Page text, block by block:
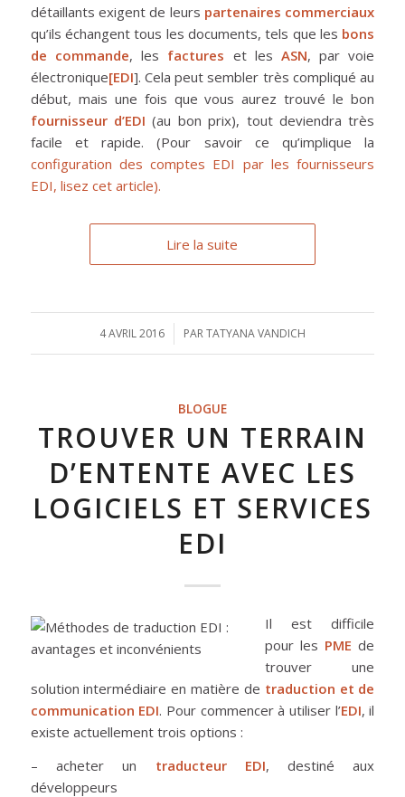
détaillants exigent de leurs partenaires commerciaux
qu’ils échangent tous les documents, tels que les bons
de commande, les factures et les ASN, par voie
électronique[EDI]. Cela peut sembler très compliqué au
début, mais une fois que vous aurez trouvé le bon
fournisseur d’EDI (au bon prix), tout deviendra très
facile et rapide. (Pour savoir ce qu’implique la
configuration des comptes EDI par les fournisseurs
EDI, lisez cet article).
Lire la suite
4 AVRIL 2016
/ PARTATYANA VANDICH
BLOGUE
TROUVER UN TERRAIN
D’ENTENTE AVEC LES
LOGICIELS ET SERVICES
EDI
Il est difficile
pour les PME de
trouver une
solution intermédiaire en matière de traduction et de
communication EDI. Pour commencer à utiliser l’EDI, il
existe actuellement trois options :
– acheter un traducteur EDI, destiné aux
développeurs